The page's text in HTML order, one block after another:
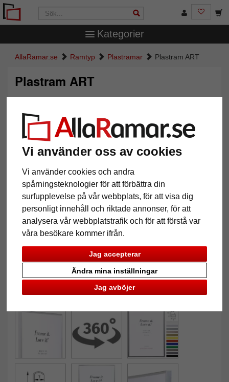
Vi använder oss av cookies
Vi använder cookies och andra
spårningsteknologier för att förbättra din
surfupplevelse på vår webbplats, för att visa dig
personligt innehåll och riktade annonser, för att
analysera vår webbplatstrafik och för att förstå var
våra besökare kommer ifrån.
Jag accepterar
Jag avböjer
Ändra mina inställningar
Kategorier
AllaRamar.se Ramtyp Plastramar Plastram ART
Plastram ART